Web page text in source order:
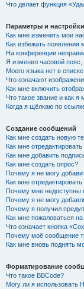
Что делает функция
Параметры и
Как мне изменить мои
Как избежать появления
На конференции
Я изменил часовой
Моего языка нет в списке!
Что означают
Как мне включить
Что такое звание и как я
Когда я щёлкаю по
Создание сообщений
Как мне создать новую
Как мне
Как мне добавить
Как мне создать опрос?
Почему я не могу
Как мне
Почему мне недоступны
Почему я не могу
Почему я получил
Как мне пожаловаться
Что означает кнопка
Почему моё сообщение
Как мне вновь поднять
Форматирование
Что такое BBCode?
Могу ли я использовать